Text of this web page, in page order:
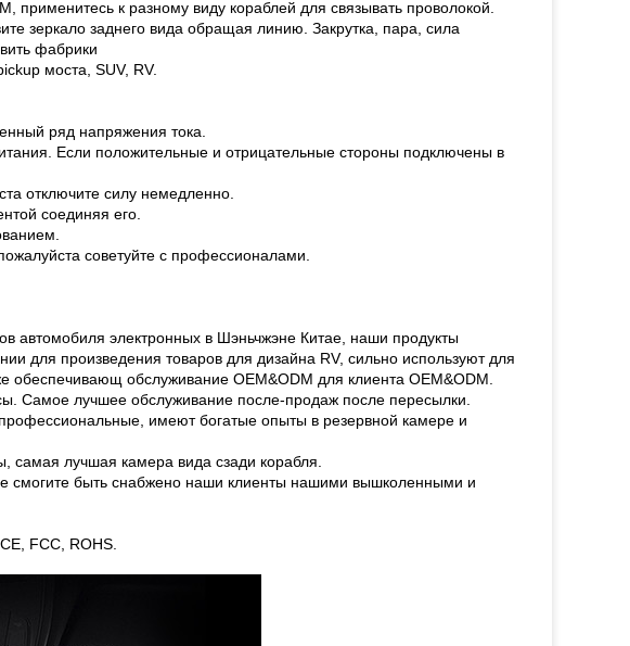
применитесь к разному виду кораблей для связывать проволокой.
зеркало заднего вида обращая линию. Закрутка, пара, сила
фабрики
моста, SUV, RV.
ряд напряжения тока.
Если положительные и отрицательные стороны подключены в
отключите силу немедленно.
соединяя его.
советуйте с профессионалами.
автомобиля электронных в Шэньчжэне Китае, наши продукты
для произведения товаров для дизайна RV, сильно используют для
обеспечивающ обслуживание OEM&ODM для клиента OEM&ODM.
Самое лучшее обслуживание после-продаж после пересылки.
имеют богатые опыты в резервной камере и
самая лучшая камера вида сзади корабля.
смогите быть снабжено наши клиенты нашими вышколенными и
FCC, ROHS.